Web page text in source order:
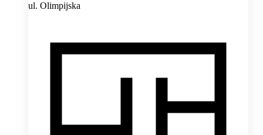
ul. Olimpijska